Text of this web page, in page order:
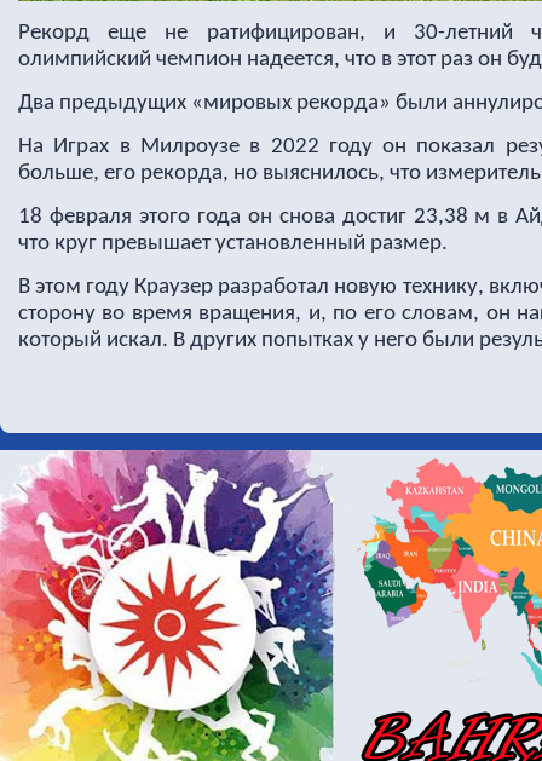
Рекорд еще не ратифицирован, и 30-летний
олимпийский чемпион надеется, что в этот раз он
Два предыдущих «мировых рекорда» были
На Играх в Милроузе в 2022 году он показал
больше, его рекорда, но выяснилось, что
18 февраля этого года он снова достиг 23,38 м в
что круг превышает установленный размер.
В этом году Краузер разработал новую технику,
сторону во время вращения, и, по его словам, он
который искал. В других попытках у него были